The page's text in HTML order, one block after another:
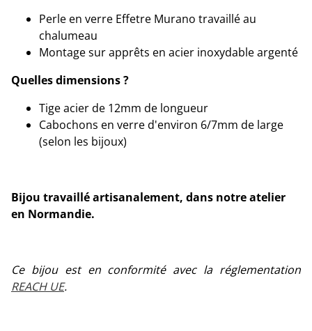
Perle en verre Effetre Murano travaillé au
chalumeau
Montage sur apprêts en acier inoxydable argenté
Quelles dimensions ?
Tige acier de 12mm de longueur
Cabochons en verre d'environ 6/7mm de large
(selon les bijoux)
Bijou travaillé artisanalement, dans notre atelier
en Normandie.
Ce bijou est en conformité avec la réglementation
REACH UE.